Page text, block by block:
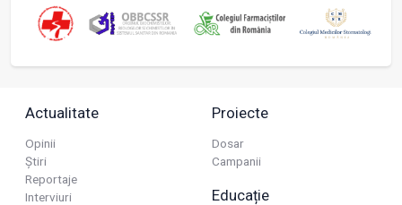
Actualitate
Opinii
Știri
Reportaje
Interviuri
Proiecte
Dosar
Campanii
Educație